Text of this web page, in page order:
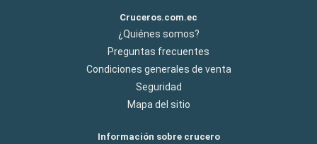
Cruceros.com.ec
¿Quiénes somos?
Preguntas frecuentes
Condiciones generales de venta
Seguridad
Mapa del sitio
Información sobre crucero